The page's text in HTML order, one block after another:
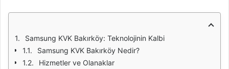
Samsung KVK Bakırköy: Teknolojinin Kalbi
Samsung KVK Bakırköy Nedir?
Hizmetler ve Olanaklar